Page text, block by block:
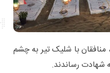
منافقان با شلیک تیر به چشم